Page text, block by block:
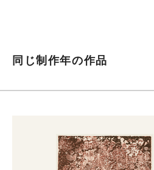
同じ制作年の作品